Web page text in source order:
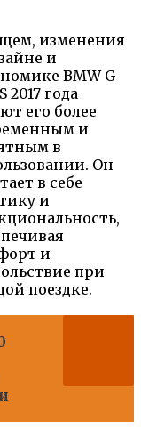
изменения
и
BMW G
2017 года
его более
и
в
Он
в себе
и
и
при
поездке.